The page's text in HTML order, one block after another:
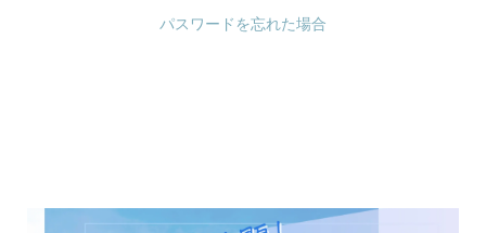
パスワードを忘れた場合